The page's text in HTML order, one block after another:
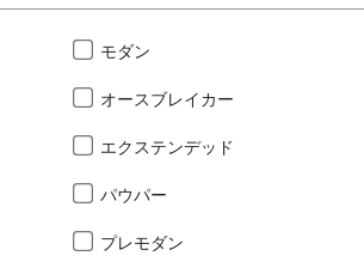
モダン
オースブレイカー
エクステンデッド
パウパー
プレモダン